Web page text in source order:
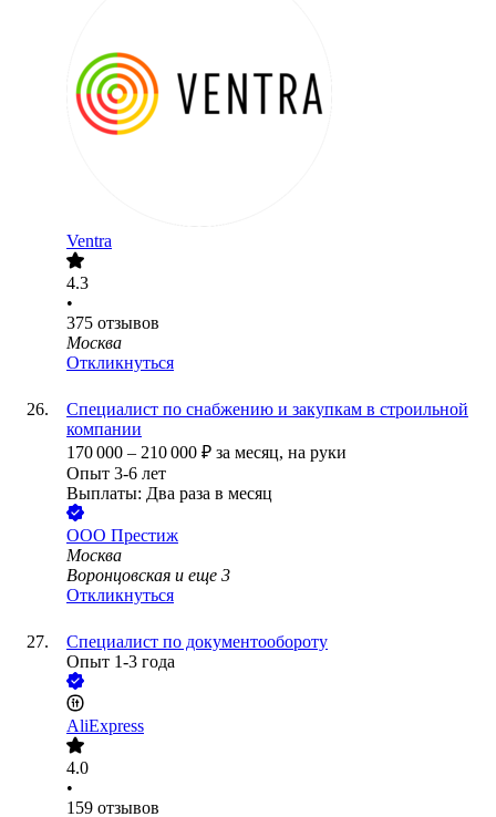
Ventra
4.3
•
375 отзывов
Москва
Откликнуться
Специалист по снабжению и закупкам в строильной
компании
170 000 – 210 000 ₽ за месяц, на руки
Опыт 3-6 лет
Выплаты: Два раза в месяц
ООО Престиж
Москва
Воронцовская и еще 3
Откликнуться
Специалист по документообороту
Опыт 1-3 года
AliExpress
4.0
•
159 отзывов